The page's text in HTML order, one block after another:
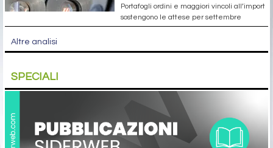
Portafogli ordini e maggiori vincoli all’import
sostengono le attese per settembre
Altre analisi
SPECIALI